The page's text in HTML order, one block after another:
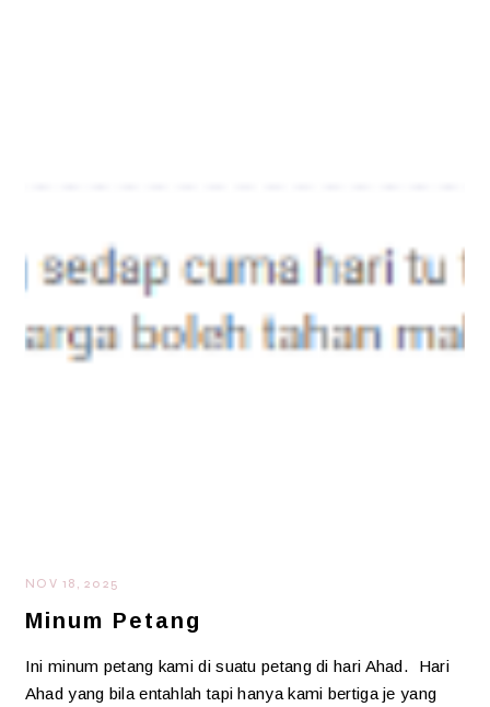
NOV 18, 2025
Minum Petang
Ini minum petang kami di suatu petang di hari Ahad. Hari
Ahad yang bila entahlah tapi hanya kami bertiga je yang